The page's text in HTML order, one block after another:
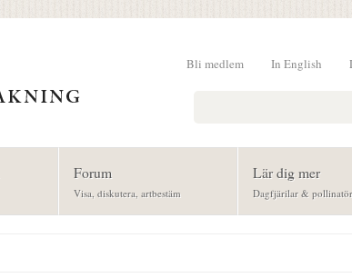
In English
Bli medlem
Forum
Visa, diskutera, artbestäm
Lär dig mer
Dagfjärilar &